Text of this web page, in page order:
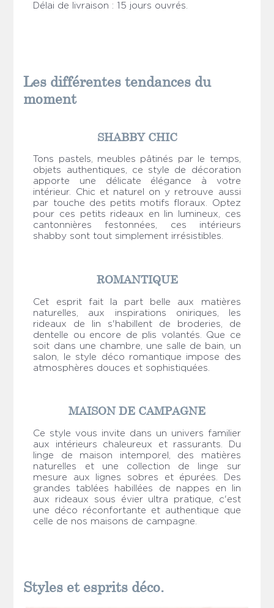
Délai de livraison : 15 jours ouvrés.
Les différentes tendances du
moment
SHABBY CHIC
Tons pastels, meubles pâtinés par le temps,
objets authentiques, ce style de décoration
apporte une délicate élégance à votre
intérieur. Chic et naturel on y retrouve aussi
par touche des petits motifs floraux. Optez
pour ces petits rideaux en lin lumineux, ces
cantonnières festonnées, ces intérieurs
shabby sont tout simplement irrésistibles.
ROMANTIQUE
Cet esprit fait la part belle aux matières
naturelles, aux inspirations oniriques, les
rideaux de lin s'habillent de broderies, de
dentelle ou encore de plis volantés. Que ce
soit dans une chambre, une salle de bain, un
salon, le style déco romantique impose des
atmosphères douces et sophistiquées.
MAISON DE CAMPAGNE
Ce style vous invite dans un univers familier
aux intérieurs chaleureux et rassurants. Du
linge de maison intemporel, des matières
naturelles et une collection de linge sur
mesure aux lignes sobres et épurées. Des
grandes tablées habillées de nappes en lin
aux rideaux sous évier ultra pratique, c'est
une déco réconfortante et authentique que
celle de nos maisons de campagne.
Styles et esprits déco.